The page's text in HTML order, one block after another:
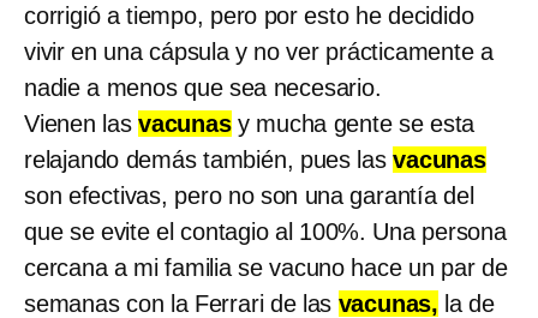
corrigió a tiempo, pero por esto he decidido
vivir en una cápsula y no ver prácticamente a
nadie a menos que sea necesario.
Vienen las vacunasy mucha gente se esta
relajando demás también, pues lasvacunas
son efectivas, pero no son una garantía del
que se evite el contagio al 100%. Una persona
cercana a mi familia se vacuno hace un par de
semanas con la Ferrari de las vacunas, la de